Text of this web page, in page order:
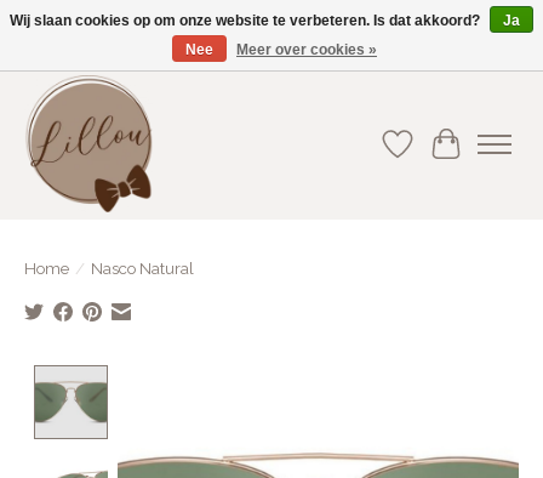
Gratis verzending vanaf €75(BE) en €100(NL)
Verlanglijst
Home / Nasco Natural
Wij slaan cookies op om onze website te verbeteren. Is dat akkoord?
Ja
Nee
Meer over cookies »